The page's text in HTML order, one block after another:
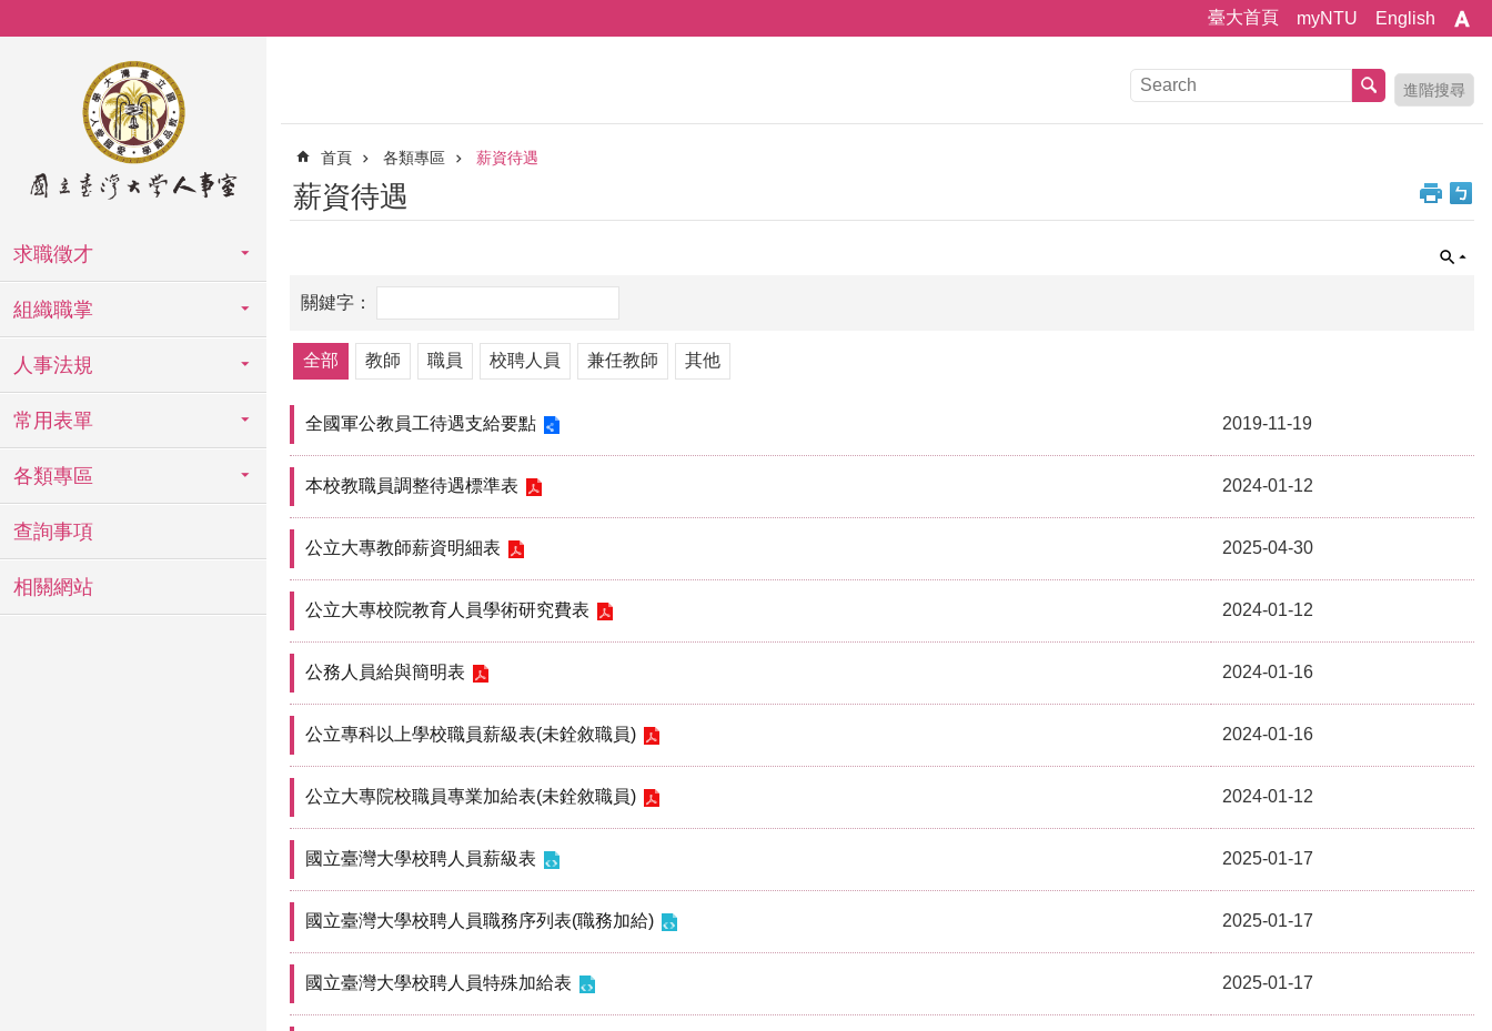
臺大首頁 myNTU English
求職徵才
組織職掌
人事法規
常用表單
各類專區
查詢事項
相關網站
進階搜尋
首頁 各類專區 薪資待遇
薪資待遇
全部 教師 職員 校聘人員 兼任教師 其他
全國軍公教員工待遇支給要點 2019-11-19
本校教職員調整待遇標準表 2024-01-12
公立大專教師薪資明細表 2025-04-30
公立大專校院教育人員學術研究費表 2024-01-12
公務人員給與簡明表 2024-01-16
公立專科以上學校職員薪級表(未銓敘職員) 2024-01-16
公立大專院校職員專業加給表(未銓敘職員) 2024-01-12
國立臺灣大學校聘人員薪級表 2025-01-17
國立臺灣大學校聘人員職務序列表(職務加給) 2025-01-17
國立臺灣大學校聘人員特殊加給表 2025-01-17